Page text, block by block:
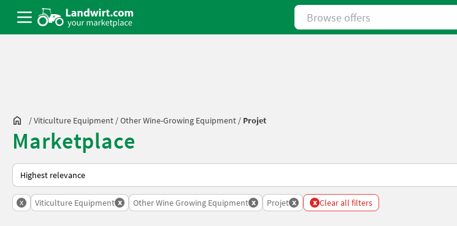
Browse offers
/Viticulture Equipment /Other Wine-Growing Equipment / Projet
Marketplace
This is how sorting works on Landwirt.com
x Viticulture Equipment x Other Wine Growing Equipment x Projet x x Clear all filters